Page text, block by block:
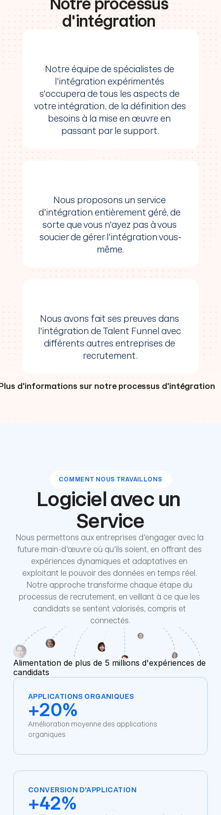
d'intégration
Notre équipe de spécialistes de
l'intégration expérimentés
s'occupera de tous les aspects de
votre intégration, de la définition des
besoins à la mise en œuvre en
passant par le support.
Nous proposons un service
d'intégration entièrement géré, de
sorte que vous n'ayez pas à vous
soucier de gérer l'intégration vous-
même.
Nous avons fait ses preuves dans
l'intégration de Talent Funnel avec
différents autres entreprises de
recrutement.
d'informations sur notre processus d'intégration
besoins en matière d'intégration. Cela
inclura l'identification des données à
synchroniser entre les deux systèmes, la
2. Planification
Une fois que nous aurons bien compris vos
besoins, nous élaborerons un plan
d'intégration personnalisé. Ce plan détaillera
le périmètre des travaux, le calendrier et les
ressources nécessaires.
l'intégration conformément au plan. Cela
l'intégration pour garantir son bon
fonctionnement.
4. Tests
Une fois l'intégration mise en place, nous
travaillerons avec vous pour la tester
5. Déploiement
Une fois l'intégration testée et approuvée,
nous la déploierons en production. Nous
vous fournirons également une formation
sur l'utilisation de l'intégration et sur la
survenir.
COMMENT NOUS TRAVAILLONS
Logiciel avec un
Service
Nous permettons aux entreprises d'engager avec la
future main-d'œuvre où qu'ils soient, en offrant des
expériences dynamiques et adaptatives en
exploitant le pouvoir des données en temps réel.
Notre approche transforme chaque étape du
processus de recrutement, en veillant à ce que les
candidats se sentent valorisés, compris et
connectés.
Alimentation de plus de 5 millions d'expériences de
candidats
APPLICATIONS ORGANIQUES
+20%
Amélioration moyenne des applications
organiques
CONVERSION D'APPLICATION
+42%